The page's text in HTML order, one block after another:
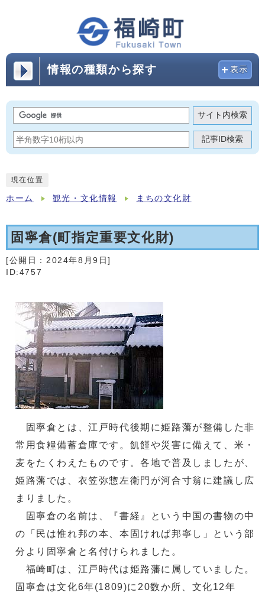
情報の種類から探す 表示
サイト内検索
記事ID検索
現在位置
ホーム 観光・文化情報 まちの文化財
固寧倉(町指定重要文化財)
[公開日： 2024年8月9日]
ID:4757
固寧倉とは、江戸時代後期に姫路藩が整備した非
常用食糧備蓄倉庫です。飢饉や災害に備えて、米・
麦をたくわえたものです。各地で普及しましたが、
姫路藩では、衣笠弥惣左衛門が河合寸翁に建議し広
まりました。
固寧倉の名前は、『書経』という中国の書物の中
の「民は惟れ邦の本、本固ければ邦寧し」という部
分より固寧倉と名付けられました。
福崎町は、江戸時代は姫路藩に属していました。
固寧倉は文化6年(1809)に20数か所、文化12年